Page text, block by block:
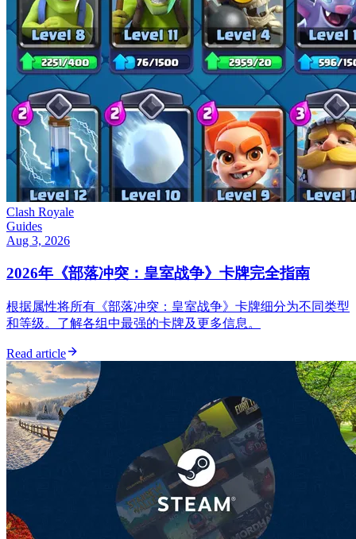
Clash Royale
Guides
Aug 3, 2026
2026年《部落冲突：皇室战争》卡牌完全指南
根据属性将所有《部落冲突：皇室战争》卡牌细分为不同类型
和等级。了解各组中最强的卡牌及更多信息。
Read article